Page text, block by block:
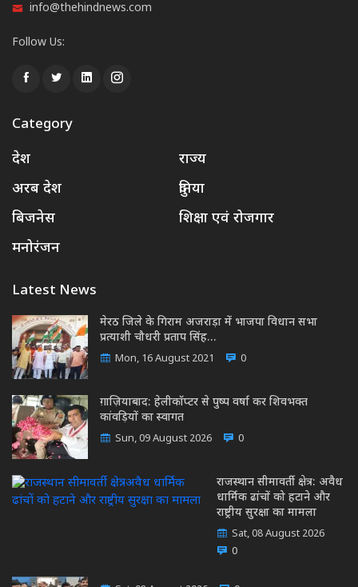
info@thehindnews.com
Follow Us:
Category
देश
राज्य
अरब देश
दुनिया
बिजनेस
शिक्षा एवं रोजगार
मनोरंजन
Latest News
मेरठ जिले के गिराम अजराड़ा में भाजपा विधान सभा
प्रत्याशी चौधरी प्रताप सिंह…
Mon, 16 August 2021 0
ग़ाज़ियाबाद: हेलीकॉप्टर से पुष्प वर्षा कर शिवभक्त
कांवड़ियों का स्वागत
Sun, 09 August 2026 0
राजस्थान सीमावर्ती क्षेत्र: अवैध
धार्मिक ढांचों को हटाने और
राष्ट्रीय सुरक्षा का मामला
Sat, 08 August 2026
0